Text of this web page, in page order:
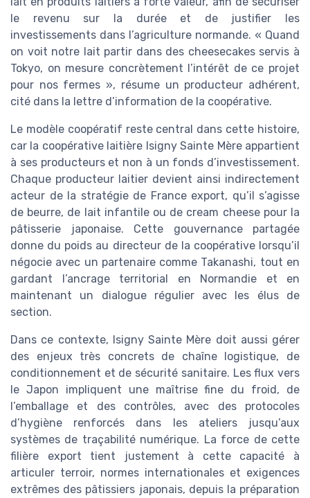
le revenu sur la durée et de justifier les
investissements dans l’agriculture normande. « Quand
on voit notre lait partir dans des cheesecakes servis à
Tokyo, on mesure concrètement l’intérêt de ce projet
pour nos fermes », résume un producteur adhérent,
cité dans la lettre d’information de la coopérative.
Le modèle coopératif reste central dans cette histoire,
car la coopérative laitière Isigny Sainte Mère appartient
à ses producteurs et non à un fonds d’investissement.
Chaque producteur laitier devient ainsi indirectement
acteur de la stratégie de France export, qu’il s’agisse
de beurre, de lait infantile ou de cream cheese pour la
pâtisserie japonaise. Cette gouvernance partagée
donne du poids au directeur de la coopérative lorsqu’il
négocie avec un partenaire comme Takanashi, tout en
gardant l’ancrage territorial en Normandie et en
maintenant un dialogue régulier avec les élus de
section.
Dans ce contexte, Isigny Sainte Mère doit aussi gérer
des enjeux très concrets de chaîne logistique, de
conditionnement et de sécurité sanitaire. Les flux vers
le Japon impliquent une maîtrise fine du froid, de
l’emballage et des contrôles, avec des protocoles
d’hygiène renforcés dans les ateliers jusqu’aux
systèmes de traçabilité numérique. La force de cette
filière export tient justement à cette capacité à
articuler terroir, normes internationales et exigences
extrêmes des pâtissiers japonais, depuis la préparation